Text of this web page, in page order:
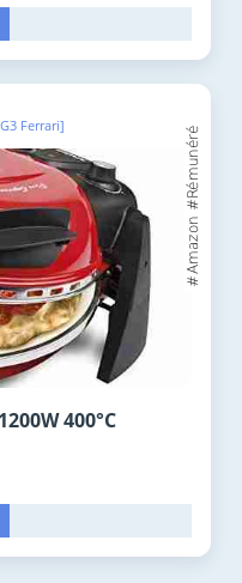
Ferrari]
400°C